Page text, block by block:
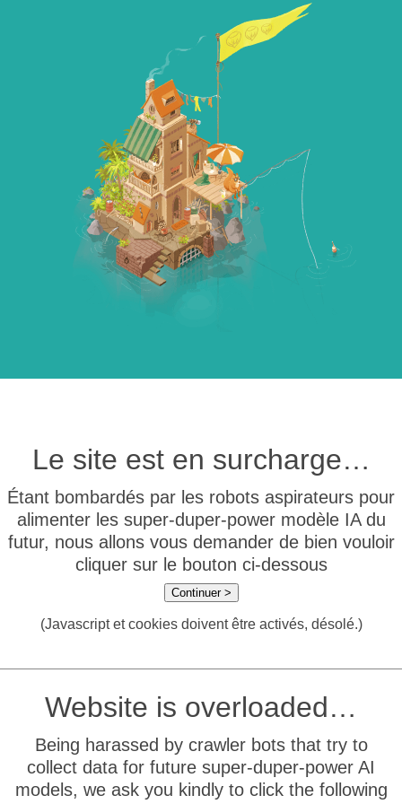
Le site est en surcharge…
Étant bombardés par les robots aspirateurs pour
alimenter les super-duper-power modèle IA du
futur, nous allons vous demander de bien vouloir
cliquer sur le bouton ci-dessous
Continuer >
(Javascript et cookies doivent être activés, désolé.)
Website is overloaded…
Being harassed by crawler bots that try to
collect data for future super-duper-power AI
models, we ask you kindly to click the following